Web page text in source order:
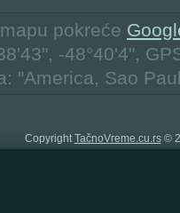
pokreće
-48°40'4",
"America, Sao
CopyrightTačnoVreme.cu.rs©